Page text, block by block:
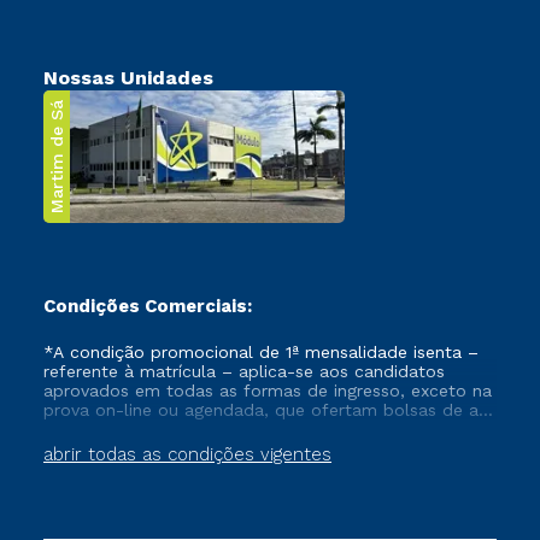
Nossas Unidades
Martim de Sá
Condições Comerciais:
abrir todas as condições vigentes
*A condição promocional de 1ª mensalidade isenta –
referente à matrícula – aplica-se aos candidatos
aprovados em todas as formas de ingresso, exceto na
prova on-line ou agendada, que ofertam bolsas de até
vigente, que ainda não tenham efetivado e/ou não
tenham cancelado ou trancado sua matrícula em uma